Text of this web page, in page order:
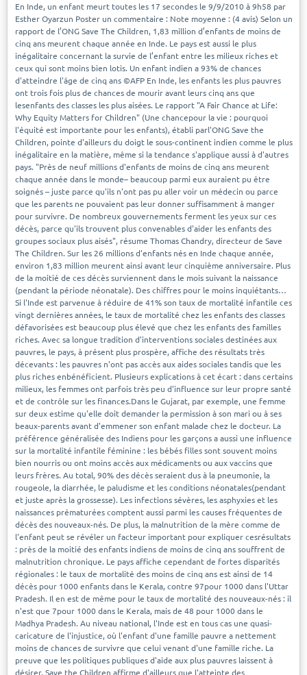
En Inde, un enfant meurt toutes les 17 secondes le 9/9/2010 à 9h58 par
Esther Oyarzun Poster un commentaire : Note moyenne : (4 avis) Selon un
rapport de l’ONG Save The Children, 1,83 million d’enfants de moins de
cinq ans meurent chaque année en Inde. Le pays est aussi le plus
inégalitaire concernant la survie de l’enfant entre les milieux riches et
ceux qui sont moins bien lotis. Un enfant indien a 93% de chances
d'atteindre l'âge de cinq ans ©AFP En Inde, les enfants les plus pauvres
ont trois fois plus de chances de mourir avant leurs cinq ans que
lesenfants des classes les plus aisées. Le rapport "A Fair Chance at Life:
Why Equity Matters for Children" (Une chancepour la vie : pourquoi
l'équité est importante pour les enfants), établi parl'ONG Save the
Children, pointe d'ailleurs du doigt le sous-continent indien comme le plus
inégalitaire en la matière, même si la tendance s'applique aussi à d'autres
pays. "Près de neuf millions d'enfants de moins de cinq ans meurent
chaque année dans le monde– beaucoup parmi eux auraient pu être
soignés – juste parce qu'ils n'ont pas pu aller voir un médecin ou parce
que les parents ne pouvaient pas leur donner suffisamment à manger
pour survivre. De nombreux gouvernements ferment les yeux sur ces
décès, parce qu'ils trouvent plus convenables d'aider les enfants des
groupes sociaux plus aisés", résume Thomas Chandry, directeur de Save
The Children. Sur les 26 millions d'enfants nés en Inde chaque année,
environ 1,83 million meurent ainsi avant leur cinquième anniversaire. Plus
de la moitié de ces décès surviennent dans le mois suivant la naissance
(pendant la période néonatale). Des chiffres pour le moins inquiétants…
Si l'Inde est parvenue à réduire de 41% son taux de mortalité infantile ces
vingt dernières années, le taux de mortalité chez les enfants des classes
défavorisées est beaucoup plus élevé que chez les enfants des familles
riches. Avec sa longue tradition d'interventions sociales destinées aux
pauvres, le pays, à présent plus prospère, affiche des résultats très
décevants : les pauvres n'ont pas accès aux aides sociales tandis que les
plus riches enbénéficient. Plusieurs explications à cet écart : dans certains
milieux, les femmes ont parfois très peu d'influence sur leur propre santé
et de contrôle sur les finances.Dans le Gujarat, par exemple, une femme
sur deux estime qu'elle doit demander la permission à son mari ou à ses
beaux-parents avant d'emmener son enfant malade chez le docteur. La
préférence généralisée des Indiens pour les garçons a aussi une influence
sur la mortalité infantile féminine : les bébés filles sont souvent moins
bien nourris ou ont moins accès aux médicaments ou aux vaccins que
leurs frères. Au total, 90% des décès seraient dus à la pneumonie, la
rougeole, la diarrhée, le paludisme et les conditions néonatales(pendant
et juste après la grossesse). Les infections sévères, les asphyxies et les
naissances prématurées comptent aussi parmi les causes fréquentes de
décès des nouveaux-nés. De plus, la malnutrition de la mère comme de
l'enfant peut se révéler un facteur important pour expliquer cesrésultats
: près de la moitié des enfants indiens de moins de cinq ans souffrent de
malnutrition chronique. Le pays affiche cependant de fortes disparités
régionales : le taux de mortalité des moins de cinq ans est ainsi de 14
décès pour 1000 enfants dans le Kerala, contre 97pour 1000 dans l'Uttar
Pradesh. Il en est de même pour le taux de mortalité des nouveaux-nés : il
n'est que 7pour 1000 dans le Kerala, mais de 48 pour 1000 dans le
Madhya Pradesh. Au niveau national, l'Inde est en tous cas une quasi-
caricature de l'injustice, où l'enfant d'une famille pauvre a nettement
moins de chances de survivre que celui venant d'une famille riche. La
preuve que les politiques publiques d'aide aux plus pauvres laissent à
désirer. Save the Children affirme d'ailleurs que l'atteinte des